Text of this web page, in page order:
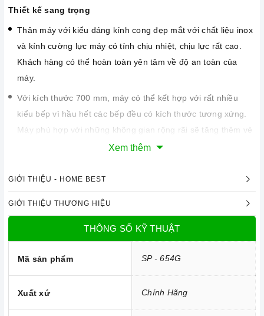
Thiết kế sang trọng
Thân máy với kiểu dáng kính cong đẹp mắt với chất liệu inox
và kính cường lực máy có tính chịu nhiệt, chịu lực rất cao.
Khách hàng có thể hoàn toàn yên tâm về độ an toàn của
máy.
Với kích thước 700 mm, máy có thể kết hợp với rất nhiều
kiểu bếp vì hầu hết các bếp đều có kích thước tương xứng.
Máy phù hợp với những không gian rộng rãi sẽ tăng thêm vẻ
sang trọng cho gian bếp của bạn.
Xem thêm
GIỚI THIỆU - HOME BEST
GIỚI THIỆU THƯƠNG HIỆU
THÔNG SỐ KỸ THUẬT
Mã sản phẩm SP - 654G
Xuất xứ Chính Hãng